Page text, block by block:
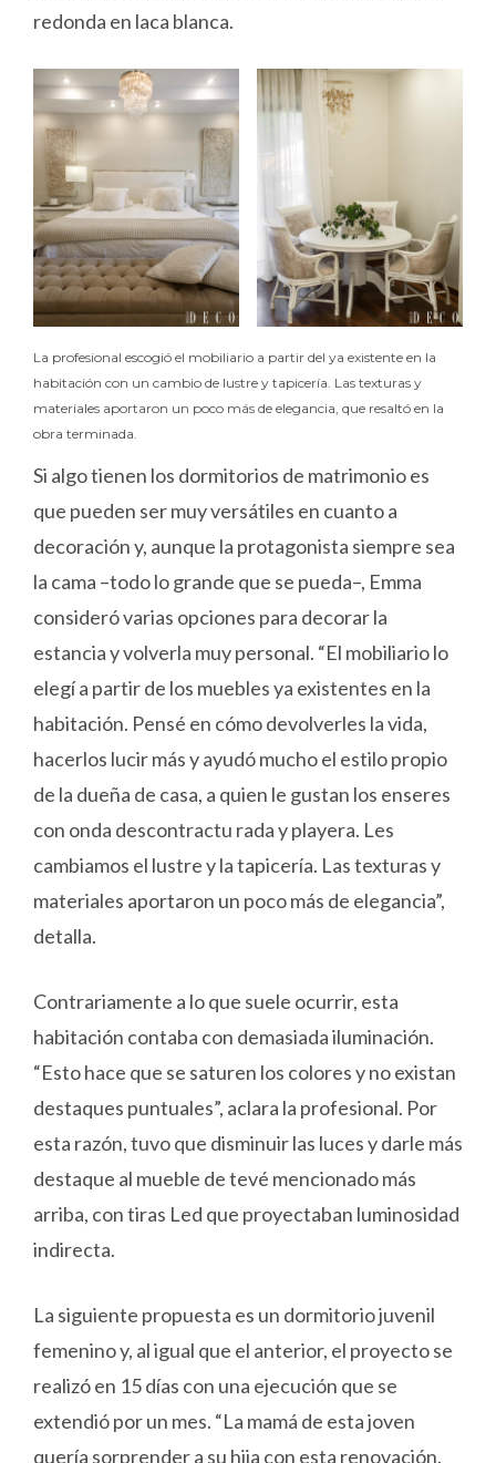
redonda en laca blanca.
La profesional escogió el mobiliario a partir del ya existente en la
habitación con un cambio de lustre y tapicería. Las texturas y
materiales aportaron un poco más de elegancia, que resaltó en la
obra terminada.
Si algo tienen los dormitorios de matrimonio es
que pueden ser muy versátiles en cuanto a
decoración y, aunque la protagonista siempre sea
la cama –todo lo grande que se pueda–, Emma
consideró varias opciones para decorar la
estancia y volverla muy personal. “El mobiliario lo
elegí a partir de los muebles ya existentes en la
habitación. Pensé en cómo devolverles la vida,
hacerlos lucir más y ayudó mucho el estilo propio
de la dueña de casa, a quien le gustan los enseres
con onda descontractu rada y playera. Les
cambiamos el lustre y la tapicería. Las texturas y
materiales aportaron un poco más de elegancia”,
detalla.
Contrariamente a lo que suele ocurrir, esta
habitación contaba con demasiada iluminación.
“Esto hace que se saturen los colores y no existan
destaques puntuales”, aclara la profesional. Por
esta razón, tuvo que disminuir las luces y darle más
destaque al mueble de tevé mencionado más
arriba, con tiras Led que proyectaban luminosidad
indirecta.
La siguiente propuesta es un dormitorio juvenil
femenino y, al igual que el anterior, el proyecto se
realizó en 15 días con una ejecución que se
extendió por un mes. “La mamá de esta joven
quería sorprender a su hija con esta renovación.